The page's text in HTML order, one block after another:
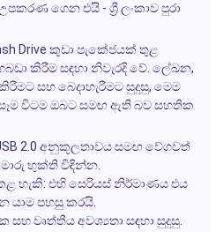
ගෙන එයි - ශ්‍රී ලංකාව පුරා
Drive කුඩා පැකේජයක් තුළ
කිරීම සඳහා නිවැරදි වේ. ලේඛන,
සහ බෙදාහැරීමට සුදුසු, මෙම
විටම ඔබට සමඟ ඇති බව සහතික
2.0 අනුකූලතාවය සමඟ වේගවත්
භුක්ති විඳින්න.
හැකි: එහි සෙරියස් නිර්මාණය එය
යාම පහසු කරයි.
සහ වෘත්තීය අවශ්‍යතා සඳහා සුදුසු.